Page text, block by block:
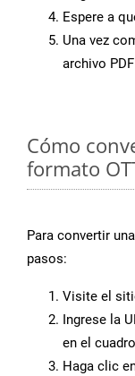
Espere a
Una vez
archivo
Cómo
formato
Para convertir
pasos:
Visite el
Ingrese la
en el
Haga clic